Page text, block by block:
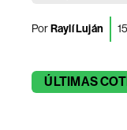
PorRaylí Luján
ÚLTIMAS